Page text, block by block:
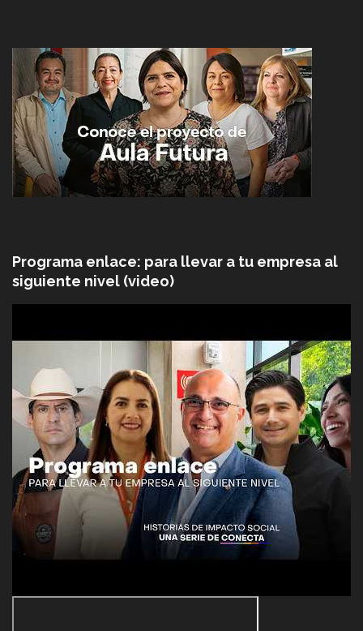
Programa enlace: para llevar a tu empresa al
siguiente nivel (video)